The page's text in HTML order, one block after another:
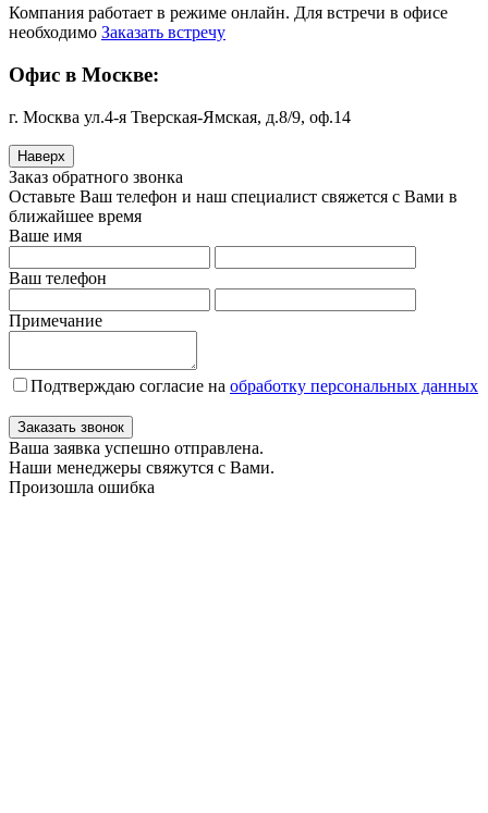
Компания работает в режиме онлайн. Для встречи в офисе
необходимо Заказать встречу
Офис в Москве:
г. Москва ул.4-я Тверская-Ямская, д.8/9, оф.14
Наверх
Заказ обратного звонка
Оставьте Ваш телефон и наш специалист свяжется с Вами в
ближайшее время
Ваше имя
Ваш телефон
Примечание
Подтверждаю согласие на обработку персональных данных
Заказать звонок
Ваша заявка успешно отправлена.
Наши менеджеры свяжутся с Вами.
Произошла ошибка